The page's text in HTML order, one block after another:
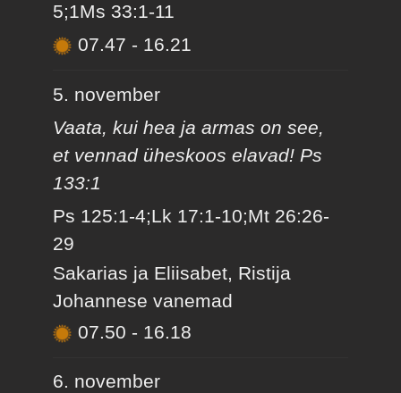
5;1Ms 33:1-11
07.47 - 16.21
5. november
Vaata, kui hea ja armas on see,
et vennad üheskoos elavad! Ps
133:1
Ps 125:1-4;Lk 17:1-10;Mt 26:26-
29
Sakarias ja Eliisabet, Ristija
Johannese vanemad
07.50 - 16.18
6. november